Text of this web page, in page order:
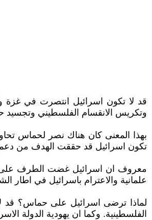
قد لا تكون اسرائيل انتصرت في غزة
وتكريس الانقسام الفلسطيني وتجسيد
بهذا المعنى كان هناك نصر لحماس
تكون اسرائيل قد حققت الهدف من
معروف ان اسرائيل غضت الطرف على
علمانية والاعترام باسرائيل في اطار
لماذا ترضى اسرائيل على حماس؟ قد لا
الفلسطينية. وكما ان يهودية الدولة